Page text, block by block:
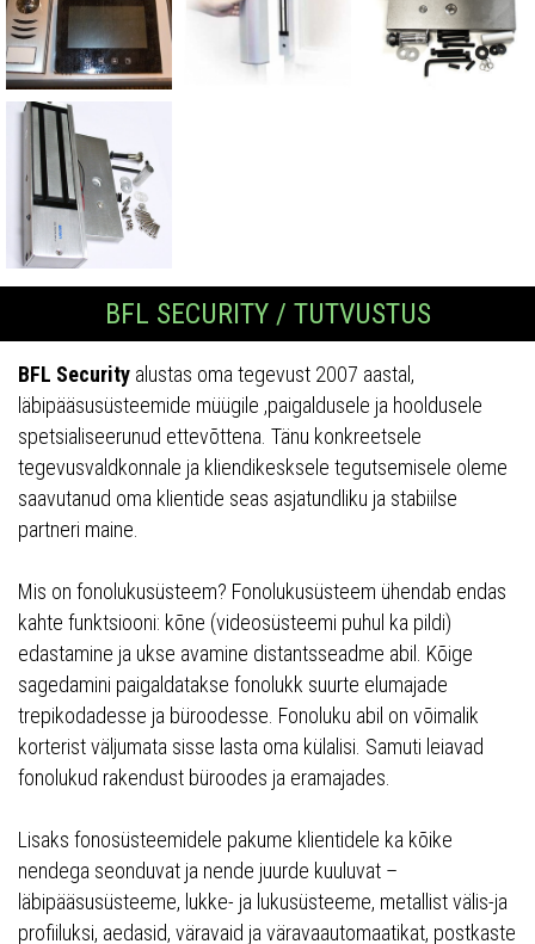
BFL SECURITY / TUTVUSTUS
BFL Security alustas oma tegevust 2007 aastal,
läbipääsusüsteemide müügile ,paigaldusele ja hooldusele
spetsialiseerunud ettevõttena. Tänu konkreetsele
tegevusvaldkonnale ja kliendikesksele tegutsemisele oleme
saavutanud oma klientide seas asjatundliku ja stabiilse
partneri maine.
Mis on fonolukusüsteem? Fonolukusüsteem ühendab endas
kahte funktsiooni: kõne (videosüsteemi puhul ka pildi)
edastamine ja ukse avamine distantsseadme abil. Kõige
sagedamini paigaldatakse fonolukk suurte elumajade
trepikodadesse ja büroodesse. Fonoluku abil on võimalik
korterist väljumata sisse lasta oma külalisi. Samuti leiavad
fonolukud rakendust büroodes ja eramajades.
Lisaks fonosüsteemidele pakume klientidele ka kõike
nendega seonduvat ja nende juurde kuuluvat –
läbipääsusüsteeme, lukke- ja lukusüsteeme, metallist välis-ja
profiiluksi, aedasid, väravaid ja väravaautomaatikat, postkaste